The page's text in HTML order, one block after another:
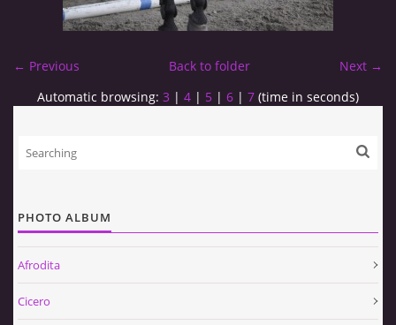
← Previous Next →
Back to folder
Automatic browsing: 3 | 4 | 5 | 6 | 7 (time in seconds)
PHOTO ALBUM
Afrodita
Cicero